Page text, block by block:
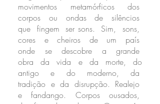
movimentos metamórficos dos
corpos ou ondas de silêncios
que fingem ser sons. Sim, sons,
cores e cheiros de um país
onde se descobre a grande
obra da vida e da morte, do
antigo e do moderno, da
tradição e da disrupção. Realejo
e fandango. Corpos ousados,